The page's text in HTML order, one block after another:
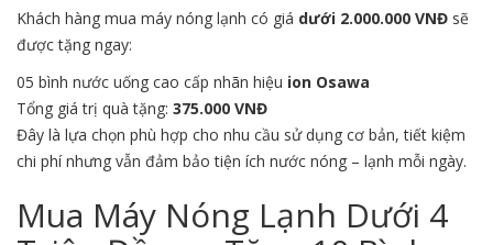
Khách hàng mua máy nóng lạnh có giá dưới 2.000.000 VNĐ sẽ
được tặng ngay:
05 bình nước uống cao cấp nhãn hiệu ion Osawa
Tổng giá trị quà tặng: 375.000 VNĐ
Đây là lựa chọn phù hợp cho nhu cầu sử dụng cơ bản, tiết kiệm
chi phí nhưng vẫn đảm bảo tiện ích nước nóng – lạnh mỗi ngày.
Mua Máy Nóng Lạnh Dưới 4